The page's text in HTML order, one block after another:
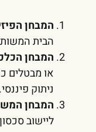
המבחן
הבית
המבחן
או מבטלים
ניתוק פיננסי.
המבחן
ליישוב